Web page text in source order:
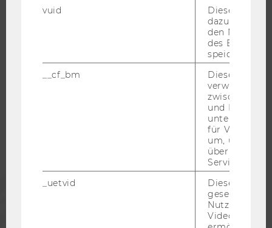
KARRIERENETZWERKE AN DER WU
WU COMMUNITY
PRESSE
vuid
Dieser
dazu
den
des
speichern.
__cf_bm
Dieses
verwendet,
zwischen
und Bots zu
für Vimeo
um, um
über die
Service zu
_uetvid
Dieses
gesetzt, um
Nutzung des
Videoplayers